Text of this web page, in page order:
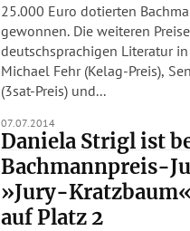
25.000 Euro dotierten
gewonnen. Die weiteren
deutschsprachigen Literatur
Michael Fehr (Kelag-Preis),
(3sat-Preis) und...
07.07.2014
Daniela Strigl ist
Bachmannpreis-
»Jury-
auf Platz 2